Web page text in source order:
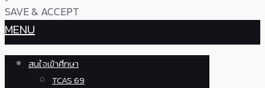
SAVE & ACCEPT
MENU
สนใจเข้าศึกษา
TCAS 69